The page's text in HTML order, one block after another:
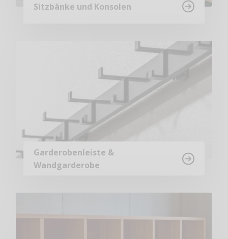
Sitzbänke und Konsolen
Garderobenleiste &
Wandgarderobe